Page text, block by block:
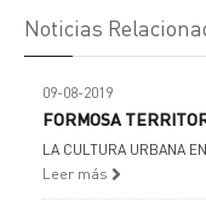
Noticias
09-08-2019
FORMOSA
LA CULTURA URBANA
Leer más